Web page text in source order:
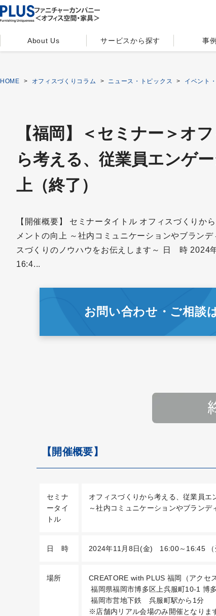
About Us サービスから探す 事
HOME > オフィスづくりコラム > ニュース・トピックス > イベント
【福岡】＜セミナー＞オ
ら考える、従業員エンゲ
上（終了）
【開催概要】 セミナータイトル オフィスづくりか
メントの向上 ～社内コミュニケーションやブラン
スづくりのノウハウをお伝えします～ 日 時 2024
16:4...
お問い合わせ・ご相談
【開催概要】
セミナ
ータイ
トル
オフィスづくりから考える、従業員エ
～社内コミュニケーションやブラン
日 時 2024年11月8日(金) 16:00～16:45 （
場所 CREATORE with PLUS 福岡（アクセ
福岡県福岡市博多区上呉服町10-1 博
福岡市営地下鉄 呉服町駅から1分
※店舗内リアル会場のみ開催となりま